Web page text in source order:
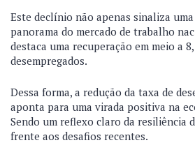
Este declínio não apenas sinaliza
panorama do mercado de trabalho
destaca uma recuperação em meio a
desempregados.
Dessa forma, a redução da taxa de
aponta para uma virada positiva na
Sendo um reflexo claro da resiliência
frente aos desafios recentes.